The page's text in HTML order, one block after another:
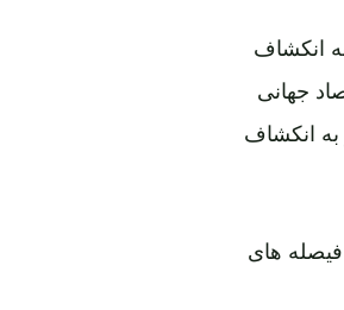
انکشاف
جهانی
به انکشاف
های